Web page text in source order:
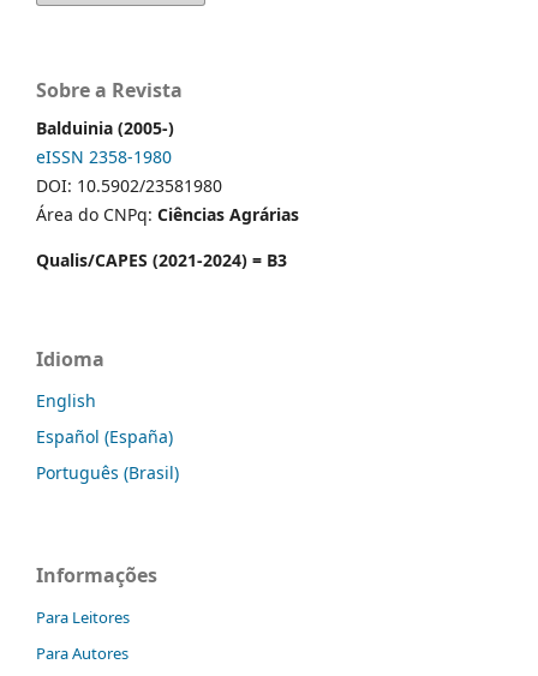
Sobre a Revista
Balduinia (2005-)
eISSN 2358-1980
DOI: 10.5902/23581980
Área do CNPq: Ciências Agrárias
Qualis/CAPES (2021-2024) = B3
Idioma
English
Español (España)
Português (Brasil)
Informações
Para Leitores
Para Autores